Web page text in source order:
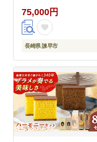
75,000円
長崎県 諫早市